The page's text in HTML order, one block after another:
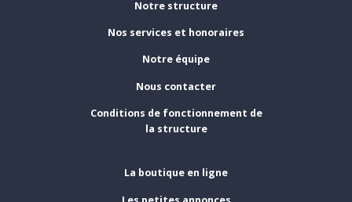
Notre structure
Nos services et honoraires
Notre équipe
Nous contacter
Conditions de fonctionnement de
la structure
La boutique en ligne